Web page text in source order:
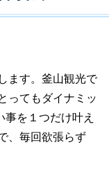
ます。釜山観光で
ってもダイナミッ
を１つだけ叶え
、毎回欲張らず